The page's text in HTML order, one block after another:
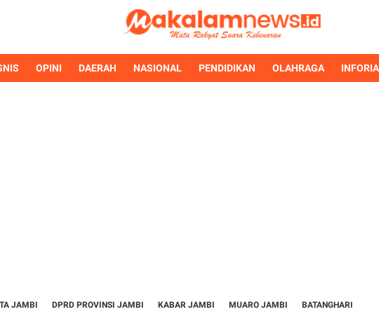
OPINI DAERAH NASIONAL PENDIDIKAN OLAHRAGA
JAMBI DPRD PROVINSI JAMBI KABAR JAMBI MUARO JAMBI BATANGHARI